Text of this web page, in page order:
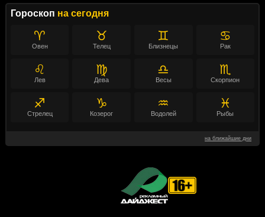
Гороскоп на сегодня
♈
Овен
♉
Телец
♊
Близнецы
♋
Рак
♌
Лев
♍
Дева
♎
Весы
♏
Скорпион
♐
Стрелец
♑
Козерог
♒
Водолей
♓
Рыбы
на ближайшие дни